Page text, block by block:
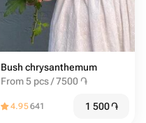
Bush chrysanthemum
From 5 pcs / 7500 ֏
4.95641 1 500֏